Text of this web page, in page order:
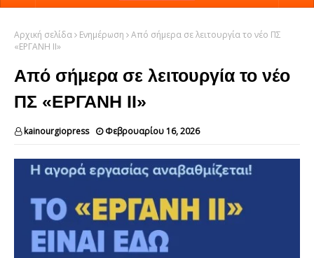
Αρχική σελίδα Ενημέρωση
Από σήμερα σε λειτουργία το νέο ΠΣ
«ΕΡΓΑΝΗ ΙΙ»
Από σήμερα σε λειτουργία το νέο
ΠΣ «ΕΡΓΑΝΗ ΙΙ»
kainourgiopress Φεβρουαρίου 16, 2026